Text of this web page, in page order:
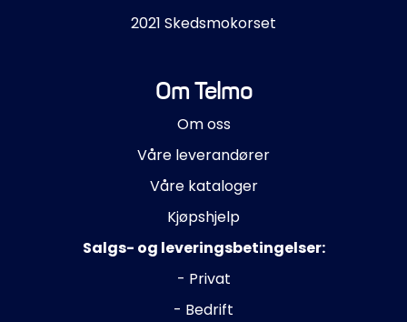
2021 Skedsmokorset
Om Telmo
Om oss
Våre leverandører
Våre kataloger
Kjøpshjelp
Salgs- og leveringsbetingelser:
- Privat
- Bedrift